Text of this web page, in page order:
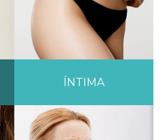
ÍNTIMA